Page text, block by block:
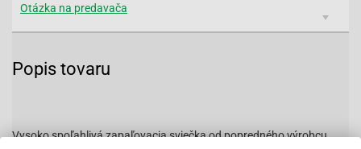
Otázka na predavača
Popis tovaru
Vysoko spoľahlivá zapaľovacia sviečka od popredného výrobcu